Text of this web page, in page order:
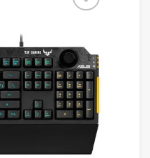
Add to
wishlist